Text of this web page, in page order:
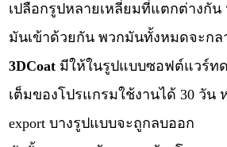
เปลือกรูปหลายเหลี่ยมที่แตกต่างกัน
มันเข้าด้วยกัน พวกมันทั้งหมดจะกล
3DCoat มีให้ในรูปแบบซอฟต์แวร์ท
เต็มของโปรแกรมใช้งานได้ 30 วัน
export บางรูปแบบจะถูกลบออก